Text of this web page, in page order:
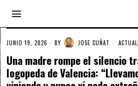
JUNIO 19, 2026 BY JOSE CUÑAT
Una madre rompe el silencio
logopeda de Valencia: